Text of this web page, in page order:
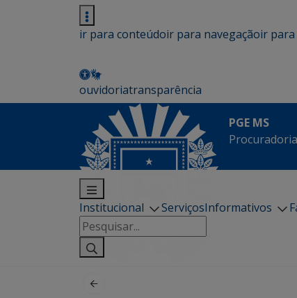
ir para conteúdoir para navegaçãoir para
ouvidoriatransparência
PGE MS
Institucional ServiçosInformativos
Pesquisar
por: